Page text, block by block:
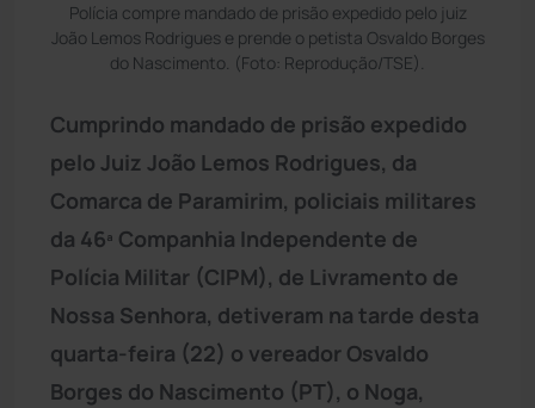
Polícia compre mandado de prisão expedido pelo juiz
João Lemos Rodrigues e prende o petista Osvaldo Borges
do Nascimento. (Foto: Reprodução/TSE).
Cumprindo mandado de prisão expedido
pelo Juiz João Lemos Rodrigues, da
Comarca de Paramirim, policiais militares
da 46ª Companhia Independente de
Polícia Militar (CIPM), de Livramento de
Nossa Senhora, detiveram na tarde desta
quarta-feira (22) o vereador Osvaldo
Borges do Nascimento (PT), o Noga,